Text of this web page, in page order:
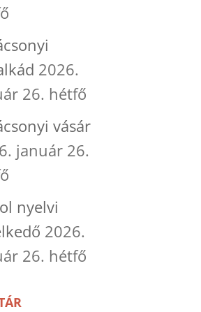
2026.
26. hétfő
vásár
január 26.
nyelvi
2026.
26. hétfő